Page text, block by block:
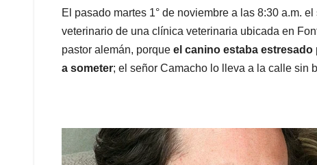
El pasado martes 1° de noviembre a las 8:30 a.m.
veterinario de una clínica veterinaria ubicada en
pastor alemán, porque el canino estaba
a someter; el señor Camacho lo lleva a la calle sin